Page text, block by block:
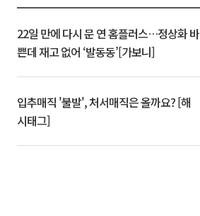
22일 만에 다시 문 연 홈플러스…정상화 바
쁜데 재고 없어 ‘발동동’[가보니]
입추매직 '불발', 처서매직은 올까요? [해
시태그]